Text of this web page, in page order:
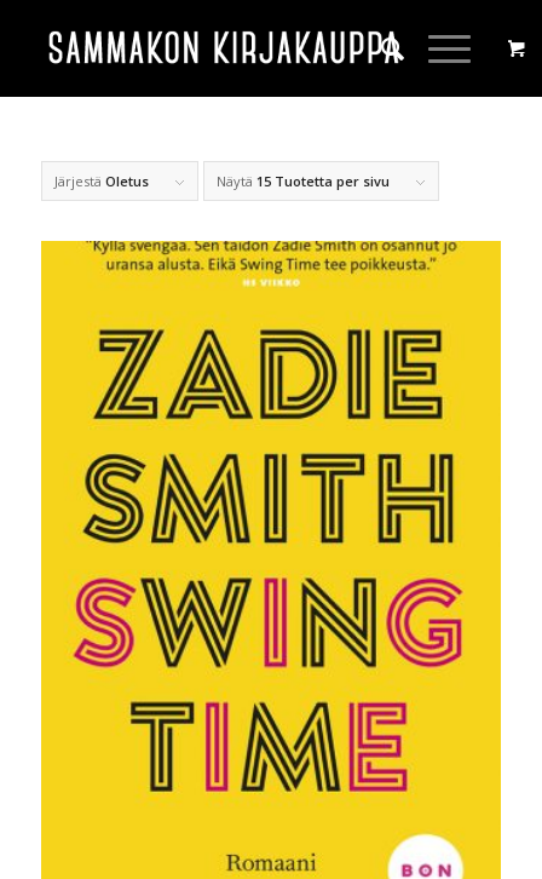
Järjestä Oletus Näytä 15 Tuotetta per sivu